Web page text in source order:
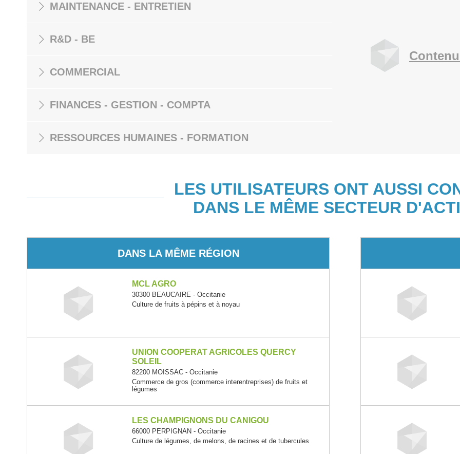
MAINTENANCE - ENTRETIEN
R&D - BE
COMMERCIAL
FINANCES - GESTION - COMPTA
RESSOURCES HUMAINES - FORMATION
LES UTILISATEURS ONT AUSSI
DANS LE MÊME SECTEUR
DANS LA MÊME RÉGION
MCL AGRO
30300 BEAUCAIRE - Occitanie
Culture de fruits à pépins et à noyau
UNION COOPERAT AGRICOLES QUERCY
SOLEIL
82200 MOISSAC - Occitanie
Commerce de gros (commerce interentreprises) de fruits et
légumes
LES CHAMPIGNONS DU CANIGOU
66000 PERPIGNAN - Occitanie
Culture de légumes, de melons, de racines et de tubercules